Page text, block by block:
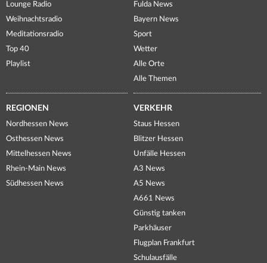
Lounge Radio
Weihnachtsradio
Meditationsradio
Top 40
Playlist
Fulda News
Bayern News
Sport
Wetter
Alle Orte
Alle Themen
REGIONEN
Nordhessen News
Osthessen News
Mittelhessen News
Rhein-Main News
Südhessen News
VERKEHR
Staus Hessen
Blitzer Hessen
Unfälle Hessen
A3 News
A5 News
A661 News
Günstig tanken
Parkhäuser
Flugplan Frankfurt
Schulausfälle